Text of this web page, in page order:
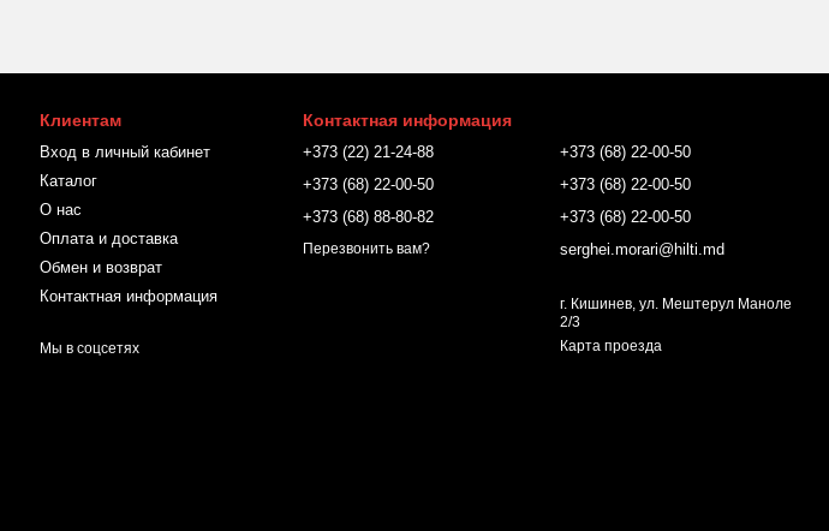
Клиентам
Вход в личный кабинет
Каталог
О нас
Оплата и доставка
Обмен и возврат
Контактная информация
Мы в соцсетях
Контактная информация
+373 (22) 21-24-88
+373 (68) 22-00-50
+373 (68) 88-80-82
Перезвонить вам?
+373 (68) 22-00-50
+373 (68) 22-00-50
+373 (68) 22-00-50
serghei.morari@hilti.md
г. Кишинев, ул. Мештерул Маноле
2/3
Карта проезда